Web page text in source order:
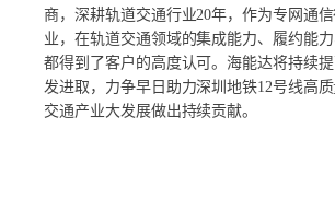
商，深耕轨道交通行业20年，作为专网通
业，在轨道交通领域的集成能力、履约能
都得到了客户的高度认可。海能达将持续
发进取，力争早日助力深圳地铁12号线高
交通产业大发展做出持续贡献。